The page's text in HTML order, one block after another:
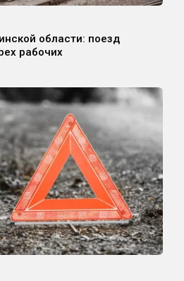
области: поезд
рабочих